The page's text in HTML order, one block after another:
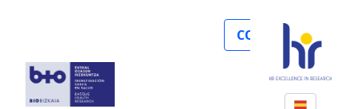
COLABORA